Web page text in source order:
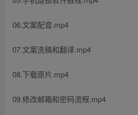
06.文案配音.mp4
07.文案洗稿和翻译.mp4
08.下载原片.mp4
09.修改邮箱和密码流程.mp4